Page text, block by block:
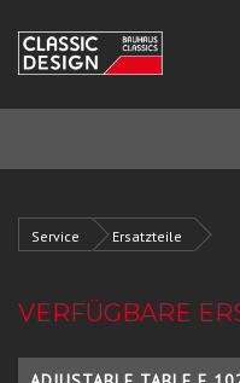
Service Ersatzteile
VERFÜGBARE